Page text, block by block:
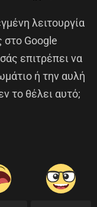
λειτουργία
στο Google
επιτρέπει να
ή την αυλή
το θέλει αυτό;